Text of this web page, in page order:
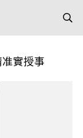
實授事